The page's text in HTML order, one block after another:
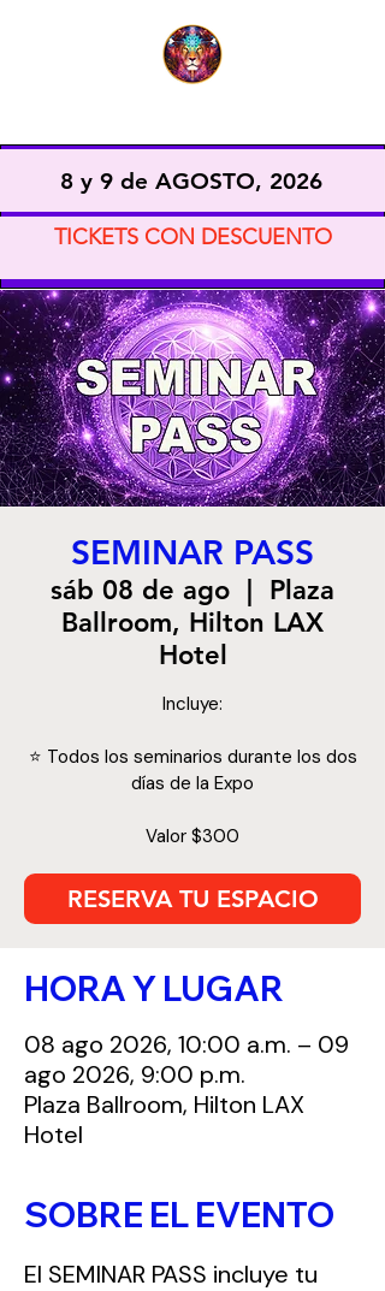
8 y 9 de AGOSTO, 2026
TICKETS CON DESCUENTO
SEMINAR PASS
sáb 08 de ago
Plaza
Ballroom, Hilton LAX
Hotel
Incluye:
⭐️ Todos los seminarios durante los dos
días de la Expo
Valor $300
RESERVA TU ESPACIO
HORA Y LUGAR
08 ago 2026, 10:00 a.m. – 09
ago 2026, 9:00 p.m.
Plaza Ballroom, Hilton LAX
Hotel
SOBRE EL EVENTO
El SEMINAR PASS incluye tu